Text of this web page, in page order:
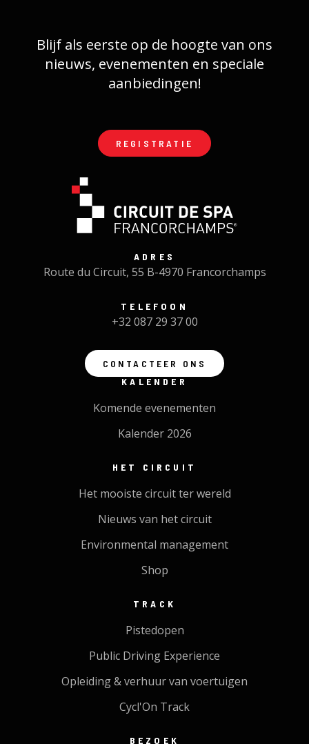
Blijf als eerste op de hoogte van ons
nieuws, evenementen en speciale
aanbiedingen!
REGISTRATIE
ADRES
Route du Circuit, 55 B-4970 Francorchamps
TELEFOON
+32 087 29 37 00
CONTACTEER ONS
KALENDER
Komende evenementen
Kalender 2026
HET CIRCUIT
Het mooiste circuit ter wereld
Nieuws van het circuit
Environmental management
Shop
TRACK
Pistedopen
Public Driving Experience
Opleiding & verhuur van voertuigen
Cycl'On Track
BEZOEK